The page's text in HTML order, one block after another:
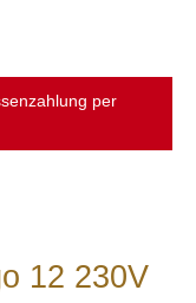
per
12 230V